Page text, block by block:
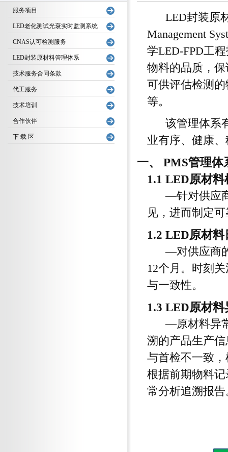
服务项目
LED老化测试光衰实时监测系统
CNAS认可检测服务
LED封装原材料管理体系
技术服务合同条款
代工服务
技术培训
合作伙伴
下 载 区
LED封装原材
Management
学LED-FPD工
物料的品质，
可供评估检测
等。
该管理体系有
业有序、健康
一、 PMS管理体
1.1 LED原材
—针对供应商
见，进而制定
1.2 LED原材
—对供应商的
12个月。时刻
与一致性。
1.3 LED原材
—原材料异常
溯的产品生产
与首检不一致
根据前期物料
常分析追溯报告